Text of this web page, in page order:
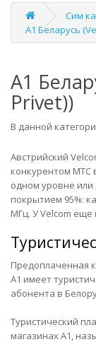
Сим
А1 Беларусь
А1
Privet))
В данной
Австрийский
конкурентом МТС
одном уровне
покрытием 95%:
МГц. У Velcom еще
Предоплаченная
А1 имеет
абонента в
Туристический
магазинах А1,